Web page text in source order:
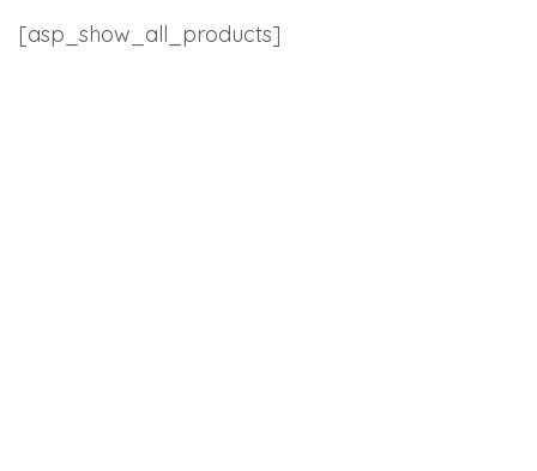
[asp_show_all_products]